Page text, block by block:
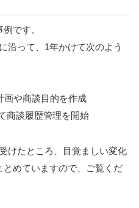
です。
沿って、1年かけて次のよう
画や商談目的を作成
商談履歴管理を開始
けたところ、目覚ましい変化
めていますので、ご覧くだ
営業力強化コンサル
力強化事例
促・営業事例